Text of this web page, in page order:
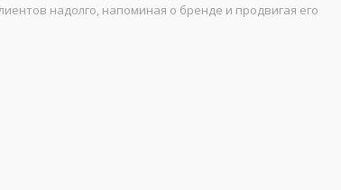
надолго, напоминая о бренде и продвигая его